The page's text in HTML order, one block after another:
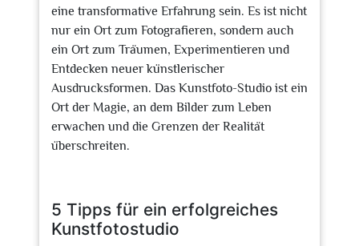
eine transformative Erfahrung sein. Es ist nicht
nur ein Ort zum Fotografieren, sondern auch
ein Ort zum Träumen, Experimentieren und
Entdecken neuer künstlerischer
Ausdrucksformen. Das Kunstfoto-Studio ist ein
Ort der Magie, an dem Bilder zum Leben
erwachen und die Grenzen der Realität
überschreiten.
5 Tipps für ein erfolgreiches
Kunstfotostudio